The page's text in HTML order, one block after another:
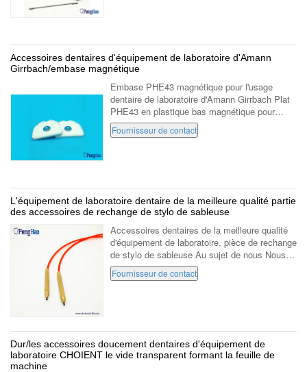
Accessoires dentaires d'équipement de laboratoire d'Amann
Girrbach/embase magnétique
Embase PHE43 magnétique pour l'usage
dentaire de laboratoire d'Amann Girrbach Plat
PHE43 en plastique bas magnétique pour
Amann Girrbach Utilisation : avec le Pin en
plastique de conseil. Couleur : Blanc. Notre ...
Fournisseur de contact
L'équipement de laboratoire dentaire de la meilleure qualité partie
des accessoires de rechange de stylo de sableuse
Accessoires dentaires de la meilleure qualité
d'équipement de laboratoire, pièce de rechange
de stylo de sableuse Au sujet de nous Nous
sommes une société fournisseuse de
laboratoire dentaire qui s'est sp...
Fournisseur de contact
Dur/les accessoires doucement dentaires d'équipement de
laboratoire CHOIENT le vide transparent formant la feuille de
machine